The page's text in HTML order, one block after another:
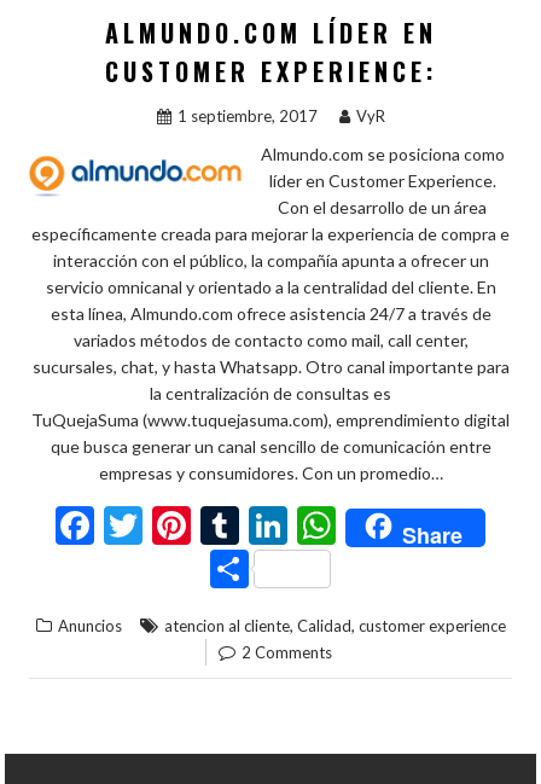
ALMUNDO.COM LÍDER EN
CUSTOMER EXPERIENCE:
1 septiembre, 2017 VyR
Almundo.com se posiciona como
líder en Customer Experience.
Con el desarrollo de un área
específicamente creada para mejorar la experiencia de compra e
interacción con el público, la compañía apunta a ofrecer un
servicio omnicanal y orientado a la centralidad del cliente. En
esta línea, Almundo.com ofrece asistencia 24/7 a través de
variados métodos de contacto como mail, call center,
sucursales, chat, y hasta Whatsapp. Otro canal importante para
la centralización de consultas es
TuQuejaSuma (www.tuquejasuma.com), emprendimiento digital
que busca generar un canal sencillo de comunicación entre
empresas y consumidores. Con un promedio…
F
b
o
k
T
er
Pi
nt
er
es
t
T
u
m
bl
r
Li
n
ke
dI
n
W
h
s
A
p
Share
C
m
p
ti
Anuncios atencion al cliente, Calidad, customer experience
2 Comments